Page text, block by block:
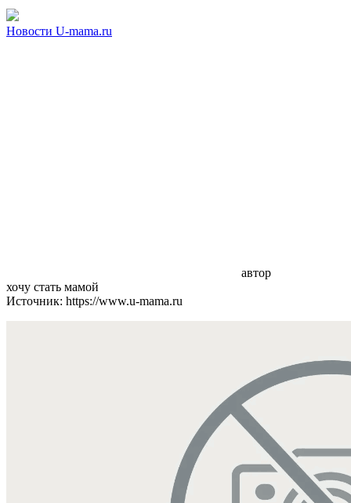
Новости U-mama.ru
автор
хочу стать мамой
Источник: https://www.u-mama.ru